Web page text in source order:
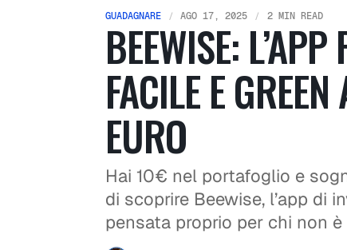
GUADAGNARE AGO 17, 2025 2 MIN READ
BEEWISE:
FACILE E
EURO
Hai 10€ nel portafoglio e
di scoprire Beewise, l’app di
pensata proprio per chi non